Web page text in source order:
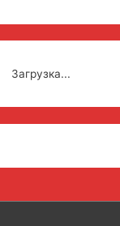
Загрузка...